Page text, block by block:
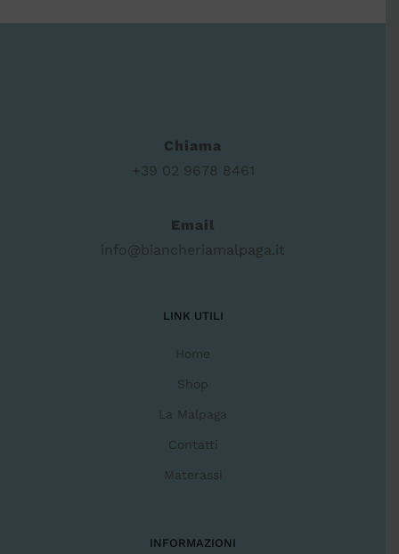
Chiama
+39 02 9678 8461
Email
info@biancheriamalpaga.it
LINK UTILI
Home
Shop
La Malpaga
Contatti
Materassi
INFORMAZIONI